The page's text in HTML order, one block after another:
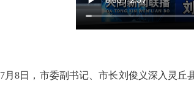
7月8日，市委副书记、市长刘俊义深入灵